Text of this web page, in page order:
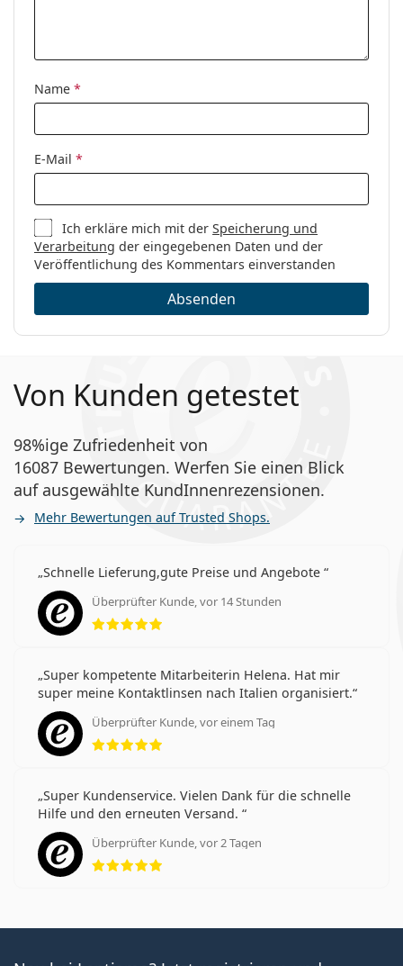
Name *
E-Mail *
Ich erkläre mich mit derSpeicherung und
Verarbeitung der eingegebenen Daten und der
Veröffentlichung des Kommentars einverstanden
Absenden
Von Kunden getestet
98%ige Zufriedenheit von
16087 Bewertungen. Werfen Sie einen Blick
auf ausgewählte KundInnenrezensionen.
Mehr Bewertungen auf Trusted Shops.
Schnelle Lieferung,gute Preise und Angebote
Überprüfter Kunde, vor 14 Stunden
Bewertung 5 aus 5
Super kompetente Mitarbeiterin Helena. Hat mir
super meine Kontaktlinsen nach Italien organisiert.
Überprüfter Kunde, vor einem Tag
Bewertung 5 aus 5
Super Kundenservice. Vielen Dank für die schnelle
Hilfe und den erneuten Versand.
Überprüfter Kunde, vor 2 Tagen
Bewertung 5 aus 5